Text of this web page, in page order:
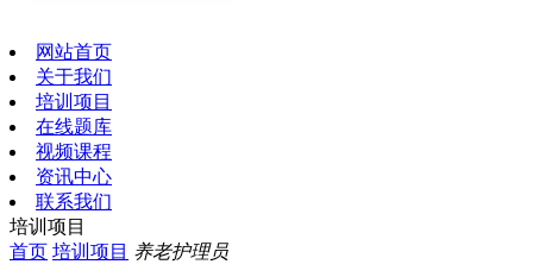
网站首页
关于我们
培训项目
在线题库
视频课程
资讯中心
联系我们
培训项目
首页 培训项目 养老护理员